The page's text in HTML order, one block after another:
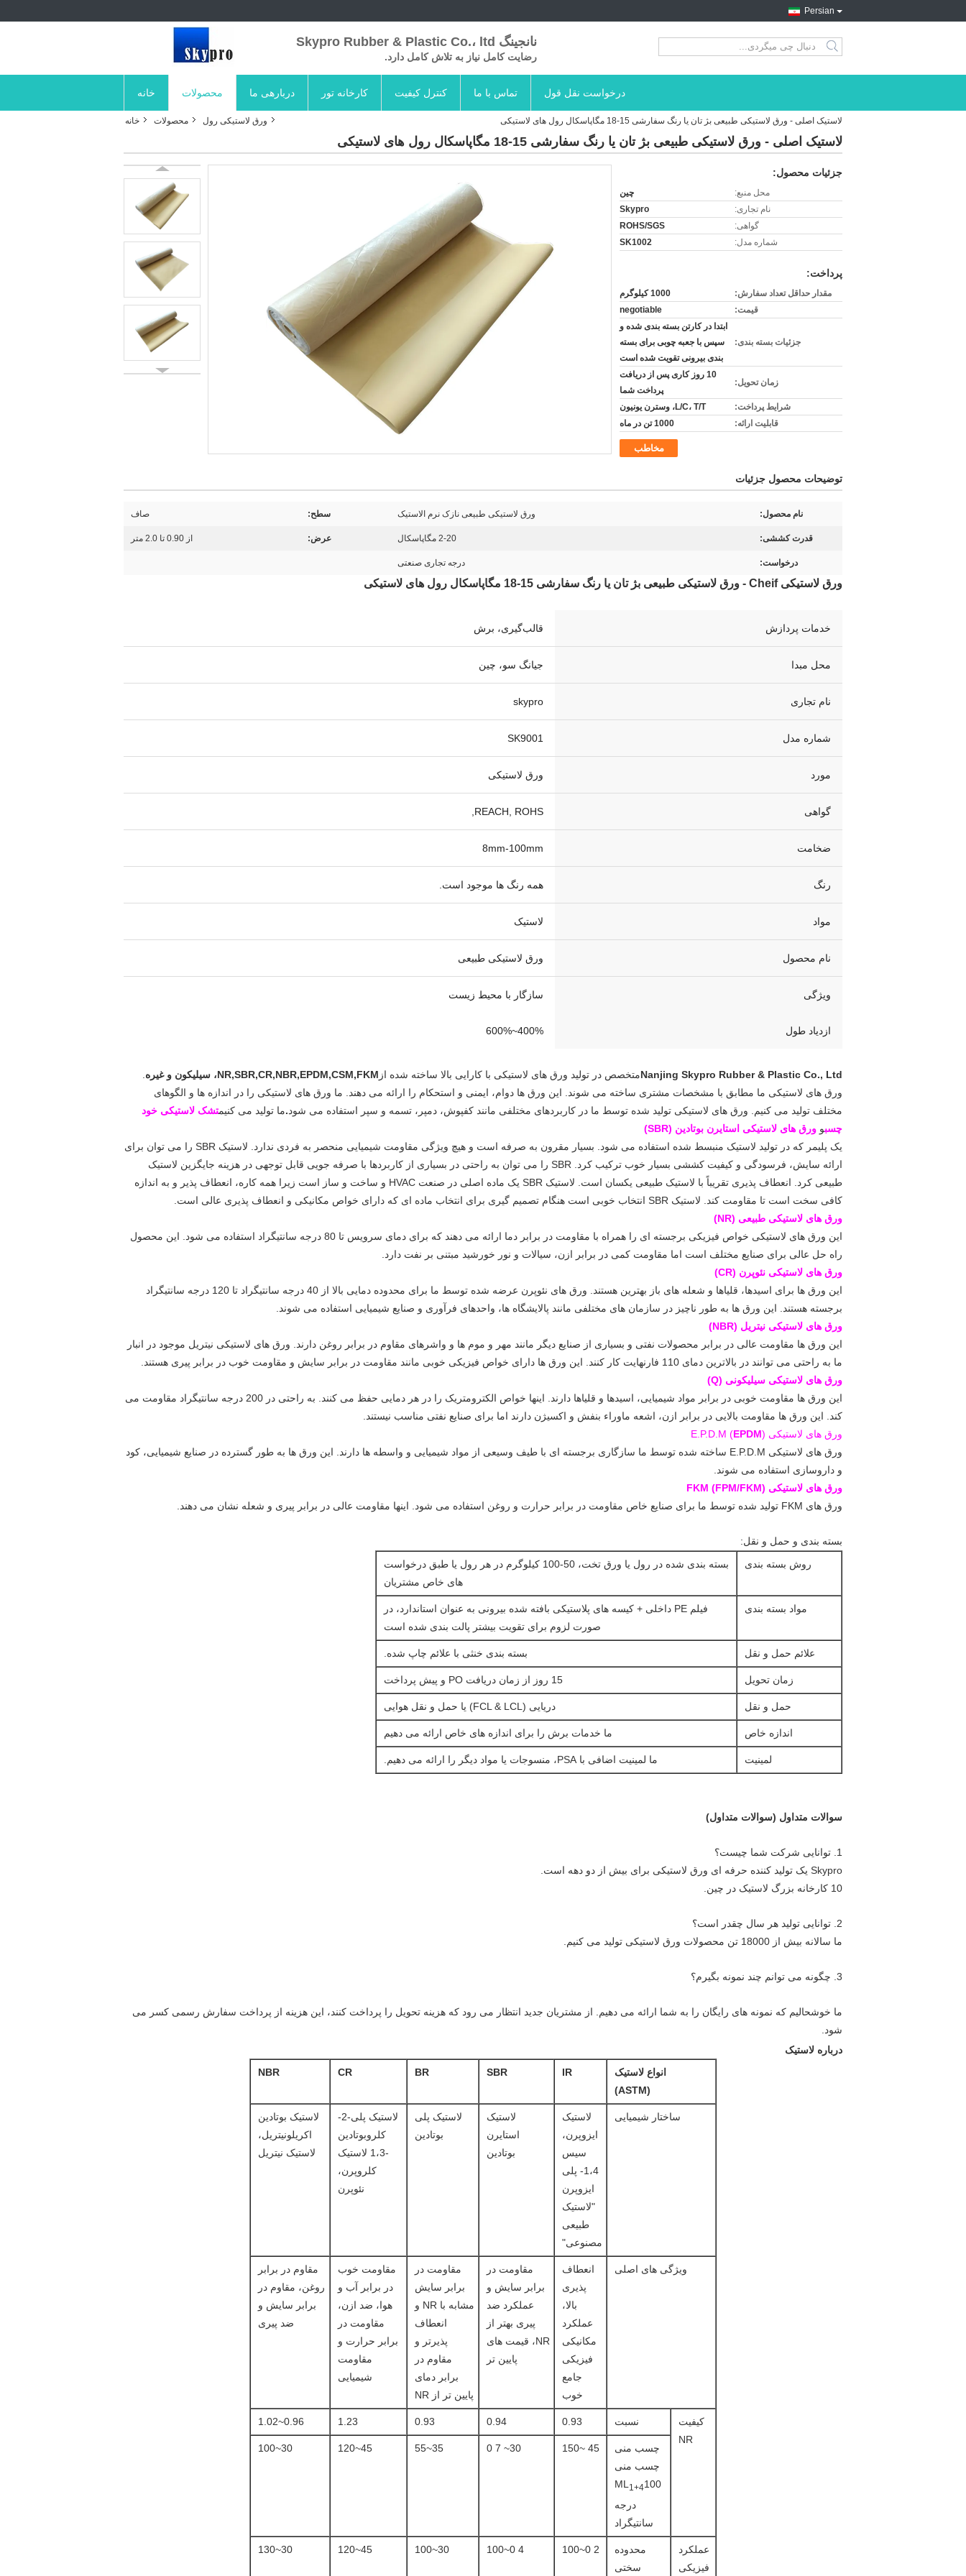
Persian
نانجینگ Skypro Rubber & Plastic Co.، ltd
رضایت کامل نیاز به تلاش کامل دارد. search
خانه محصولات دربارهی ما کارخانه تور کنترل کیفیت تماس با ما درخواست نقل قول
خانه محصولات ورق لاستیکی رول لاستیک اصلی - ورق لاستیکی طبیعی بژ تان یا رنگ سفارشی 15-18 مگاپاسکال رول های لاستیکی
لاستیک اصلی - ورق لاستیکی طبیعی بژ تان یا رنگ سفارشی 15-18 مگاپاسکال رول های لاستیکی
جزئیات محصول:
محل منبع:
چین
نام تجاری:
Skypro
گواهی:
ROHS/SGS
شماره مدل:
SK1002
پرداخت:
مقدار حداقل تعداد سفارش:
1000 کیلوگرم
قیمت:
negotiable
جزئیات بسته بندی:
ابتدا در کارتن بسته بندی شده و
سپس با جعبه چوبی برای بسته
بندی بیرونی تقویت شده است
زمان تحویل:
10 روز کاری پس از دریافت
پرداخت شما
شرایط پرداخت:
L/C، T/T، وسترن یونیون
قابلیت ارائه:
1000 تن در ماه
مخاطب
توضیحات محصول جزئیات
نام محصول: ورق لاستیکی طبیعی نازک نرم الاستیک سطح: صاف
قدرت کششی: 2-20 مگاپاسکال عرض: از 0.90 تا 2.0 متر
درخواست: درجه تجاری صنعتی
ورق لاستیکی Cheif - ورق لاستیکی طبیعی بژ تان یا رنگ سفارشی 15-18 مگاپاسکال رول های لاستیکی
خدمات پردازش قالب‌گیری، برش
محل مبدا جیانگ سو، چین
نام تجاری skypro
شماره مدل SK9001
مورد ورق لاستیکی
گواهی REACH, ROHS,
ضخامت 8mm-100mm
رنگ همه رنگ ها موجود است.
مواد لاستیک
نام محصول ورق لاستیکی طبیعی
ویژگی سازگار با محیط زیست
ازدیاد طول 400%~600%
Nanjing Skypro Rubber & Plastic Co., Ltdمتخصص در تولید ورق های لاستیکی با کارایی بالا ساخته شده از NR,SBR,CR,NBR,EPDM,CSM,FKM، سیلیکون و غیره
ورق های لاستیکی ما مطابق با مشخصات مشتری ساخته می شوند. این ورق ها دوام، ایمنی و استحکام را ارائه می دهند. ما ورق های لاستیکی را در اندازه ها و الگوهای
مختلف تولید می کنیم. ورق های لاستیکی تولید شده توسط ما در کاربردهای مختلفی مانند کفپوش، دمپر، تسمه و سپر استفاده می شود.ما تولید می کنیمتشک لاستیکی خود
چسبو ورق های لاستیکی استایرن بوتادین (SBR)
یک پلیمر که در تولید لاستیک منبسط شده استفاده می شود. بسیار مقرون به صرفه است و هیچ ویژگی مقاومت شیمیایی منحصر به فردی ندارد. لاستیک SBR را می توان برای
ارائه سایش، فرسودگی و کیفیت کششی بسیار خوب ترکیب کرد. SBR را می توان به راحتی در بسیاری از کاربردها با صرفه جویی قابل توجهی در هزینه جایگزین لاستیک
طبیعی کرد. انعطاف پذیری تقریباً با لاستیک طبیعی یکسان است. لاستیک SBR یک ماده اصلی در صنعت HVAC و ساخت و ساز است زیرا همه کاره، انعطاف پذیر و به اندازه
کافی سخت است تا مقاومت کند. لاستیک SBR انتخاب خوبی است هنگام تصمیم گیری برای انتخاب ماده ای که دارای خواص مکانیکی و انعطاف پذیری عالی است.
ورق های لاستیکی طبیعی (NR)
این ورق های لاستیکی خواص فیزیکی برجسته ای را همراه با مقاومت در برابر دما ارائه می دهند که برای دمای سرویس تا 80 درجه سانتیگراد استفاده می شود. این محصول
راه حل عالی برای صنایع مختلف است اما مقاومت کمی در برابر ازن، سیالات و نور خورشید مبتنی بر نفت دارد.
ورق های لاستیکی نئوپرن (CR)
این ورق ها برای اسیدها، قلیاها و شعله های باز بهترین هستند. ورق های نئوپرن عرضه شده توسط ما برای محدوده دمایی بالا از 40 درجه سانتیگراد تا 120 درجه سانتیگراد
برجسته هستند. این ورق ها به طور ناچیز در سازمان های مختلفی مانند پالایشگاه ها، واحدهای فرآوری و صنایع شیمیایی استفاده می شوند.
ورق های لاستیکی نیتریل (NBR)
این ورق ها مقاومت عالی در برابر محصولات نفتی و بسیاری از صنایع دیگر مانند مهر و موم ها و واشرهای مقاوم در برابر روغن دارند. ورق های لاستیکی نیتریل موجود در انبار
ما به راحتی می توانند در بالاترین دمای 110 فارنهایت کار کنند. این ورق ها دارای خواص فیزیکی خوبی مانند مقاومت در برابر سایش و مقاومت خوب در برابر پیری هستند.
ورق های لاستیکی سیلیکونی (Q)
این ورق ها مقاومت خوبی در برابر مواد شیمیایی، اسیدها و قلیاها دارند. اینها خواص الکترومتریک را در هر دمایی حفظ می کنند. به راحتی در 200 درجه سانتیگراد مقاومت می
کند. این ورق ها مقاومت بالایی در برابر ازن، اشعه ماوراء بنفش و اکسیژن دارند اما برای صنایع نفتی مناسب نیستند.
ورق های لاستیکی E.P.D.M (
EPDM)
ورق های لاستیکی E.P.D.M ساخته شده توسط ما سازگاری برجسته ای با طیف وسیعی از مواد شیمیایی و واسطه ها دارند. این ورق ها به طور گسترده در صنایع شیمیایی، کود
و داروسازی استفاده می شوند.
ورق های لاستیکی FKM (FPM/FKM)
ورق های FKM تولید شده توسط ما برای صنایع خاص مقاومت در برابر حرارت و روغن استفاده می شود. اینها مقاومت عالی در برابر پیری و شعله نشان می دهند.
بسته بندی و حمل و نقل:
روش بسته بندی
بسته بندی شده در رول یا ورق تخت، 50-100 کیلوگرم در هر رول یا طبق درخواست
های خاص مشتریان
مواد بسته بندی
فیلم PE داخلی + کیسه های پلاستیکی بافته شده بیرونی به عنوان استاندارد، در
صورت لزوم برای تقویت بیشتر پالت بندی شده است
علائم حمل و نقل بسته بندی خنثی با علائم چاپ شده.
زمان تحویل 15 روز از زمان دریافت PO و پیش پرداخت
حمل و نقل دریایی (FCL & LCL) یا حمل و نقل هوایی
اندازه خاص ما خدمات برش را برای اندازه های خاص ارائه می دهیم
لمینیت ما لمینیت اضافی با PSA، منسوجات یا مواد دیگر را ارائه می دهیم.
سوالات متداول (سوالات متداول)
1. توانایی شرکت شما چیست؟
Skypro یک تولید کننده حرفه ای ورق لاستیکی برای بیش از دو دهه است.
10 کارخانه بزرگ لاستیک در چین.
2. توانایی تولید هر سال چقدر است؟
ما سالانه بیش از 18000 تن محصولات ورق لاستیکی تولید می کنیم.
3. چگونه می توانم چند نمونه بگیرم؟
ما خوشحالیم که نمونه های رایگان را به شما ارائه می دهیم. از مشتریان جدید انتظار می رود که هزینه تحویل را پرداخت کنند، این هزینه از پرداخت سفارش رسمی کسر می
شود.
درباره لاستیک
انواع لاستیک
(ASTM)
IR
SBR
BR
CR
NBR
ساختار شیمیایی
لاستیک
ایزوپرن،
سیس
1،4- پلی
ایزوپرن
"لاستیک
طبیعی
مصنوعی"
لاستیک
استایرن
بوتادین
لاستیک پلی
بوتادین
لاستیک پلی-2-
کلروبوتادین
-1،3 لاستیک
کلروپرن،
نئوپرن
لاستیک بوتادین
اکریلونیتریل،
لاستیک نیتریل
ویژگی های اصلی
انعطاف
پذیری
بالا،
عملکرد
مکانیکی
فیزیکی
جامع
خوب
مقاومت در
برابر سایش و
عملکرد ضد
پیری بهتر از
NR، قیمت های
پایین تر
مقاومت در
برابر سایش
مشابه با NR و
انعطاف
پذیرتر و
مقاوم در
برابر دمای
پایین تر از NR
مقاومت خوب
در برابر آب و
هوا، ضد ازن،
مقاومت در
برابر حرارت و
مقاومت
شیمیایی
مقاوم در برابر
روغن، مقاوم در
برابر سایش و
ضد پیری
کیفیت
NR
نسبت 0.93
0.94
0.93
1.23
0.96~1.02
چسب منی
چسب منی
ML 1+4100
درجه
سانتیگراد
45 ~150
30~ 7 0
35~55
45~120
30~100
عملکرد
فیزیکی
محدوده
سختی
2 0~100
4 0~100
30~100
45~120
30~130